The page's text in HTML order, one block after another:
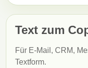
Text zum
Für E-Mail, CRM,
Textform.